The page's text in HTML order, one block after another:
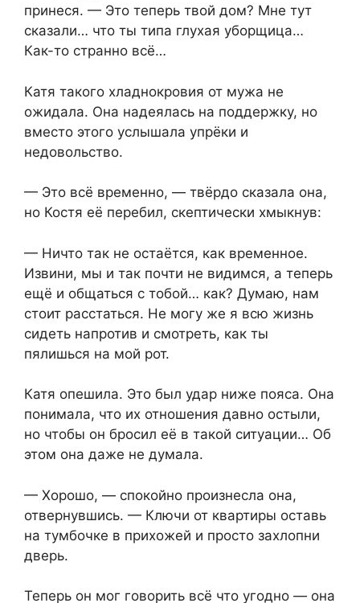
принеся. — Это теперь твой дом? Мне тут
сказали… что ты типа глухая уборщица…
Как-то странно всё…
Катя такого хладнокровия от мужа не
ожидала. Она надеялась на поддержку, но
вместо этого услышала упрёки и
недовольство.
— Это всё временно, — твёрдо сказала она,
но Костя её перебил, скептически хмыкнув:
— Ничто так не остаётся, как временное.
Извини, мы и так почти не видимся, а теперь
ещё и общаться с тобой… как? Думаю, нам
стоит расстаться. Не могу же я всю жизнь
сидеть напротив и смотреть, как ты
пялишься на мой рот.
Катя опешила. Это был удар ниже пояса. Она
понимала, что их отношения давно остыли,
но чтобы он бросил её в такой ситуации… Об
этом она даже не думала.
— Хорошо, — спокойно произнесла она,
отвернувшись. — Ключи от квартиры оставь
на тумбочке в прихожей и просто захлопни
дверь.
Теперь он мог говорить всё что угодно — она